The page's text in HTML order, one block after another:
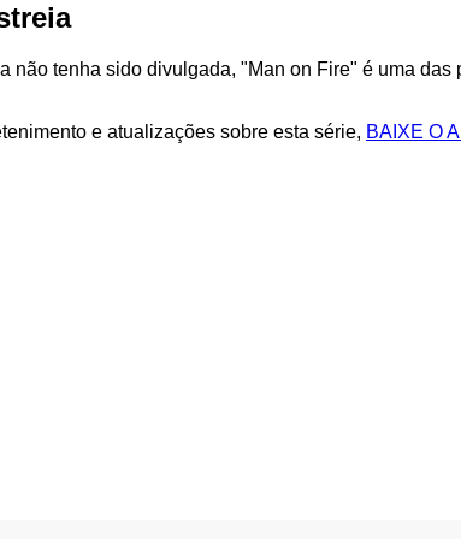
não tenha sido divulgada, "Man on Fire" é uma
e atualizações sobre esta série, BAIXE O